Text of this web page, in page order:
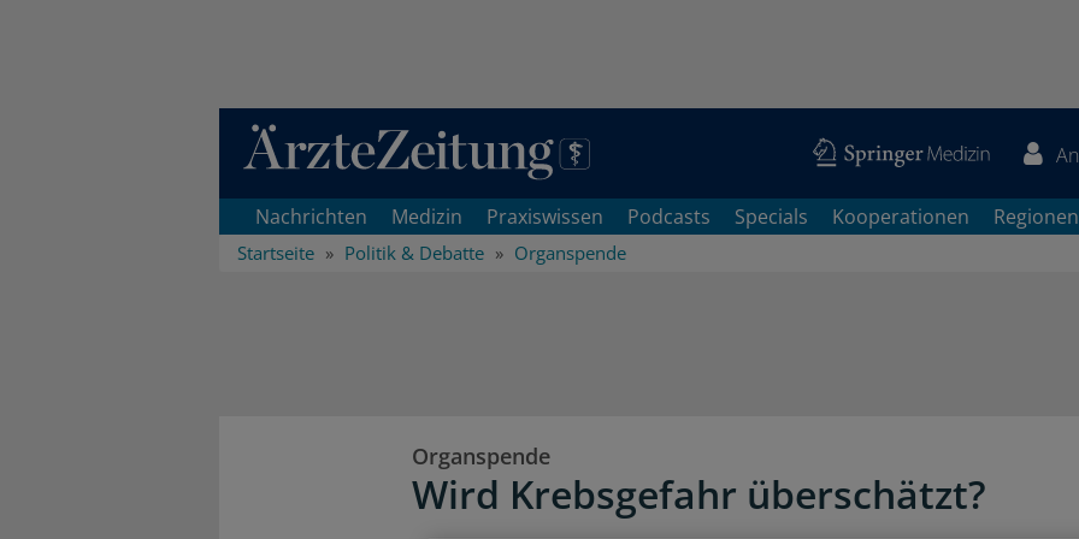
Direkt zum Inhaltsbereich
Nachrichten Medizin Praxiswissen Podcasts Specials Kooperationen Regionen
Startseite Politik & Debatte Organspende
Organspende
Wird Krebsgefahr überschätzt?